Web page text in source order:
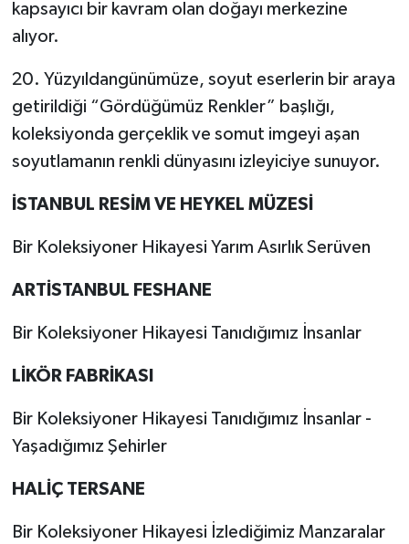
kapsayıcı bir kavram olan doğayı merkezine
alıyor.
20. Yüzyıldangünümüze, soyut eserlerin bir araya
getirildiği “Gördüğümüz Renkler” başlığı,
koleksiyonda gerçeklik ve somut imgeyi aşan
soyutlamanın renkli dünyasını izleyiciye sunuyor.
İSTANBUL RESİM VE HEYKEL MÜZESİ
Bir Koleksiyoner Hikayesi Yarım Asırlık Serüven
ARTİSTANBUL FESHANE
Bir Koleksiyoner Hikayesi Tanıdığımız İnsanlar
LİKÖR FABRİKASI
Bir Koleksiyoner Hikayesi Tanıdığımız İnsanlar -
Yaşadığımız Şehirler
HALİÇ TERSANE
Bir Koleksiyoner Hikayesi İzlediğimiz Manzaralar